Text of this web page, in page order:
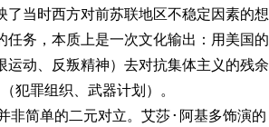
了当时西方对前苏联地区不稳定因素的想
任务，本质上是一次文化输出：用美国的
运动、反叛精神）去对抗集体主义的残余
（犯罪组织、武器计划）。
非简单的二元对立。艾莎·阿基多饰演的